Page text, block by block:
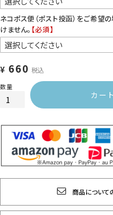
ネコポス便（ポスト投函）をご希望
けません。 【必須】
¥ 660 税込
カー
商品について